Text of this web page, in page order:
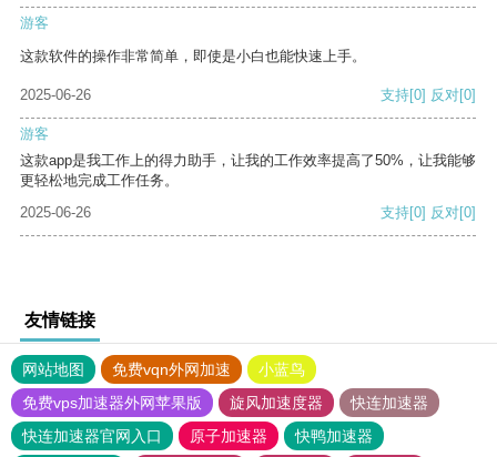
游客
这款软件的操作非常简单，即使是小白也能快速上手。
2025-06-26 支持[0] 反对[0]
游客
这款app是我工作上的得力助手，让我的工作效率提高了50%，让我能够
更轻松地完成工作任务。
2025-06-26
支持[0] 反对[0]
友情链接
网站地图 免费vqn外网加速
小蓝鸟
免费vps加速器外网苹果版
旋风加速度器
快连加速器
快连加速器官网入口
原子加速器
快鸭加速器